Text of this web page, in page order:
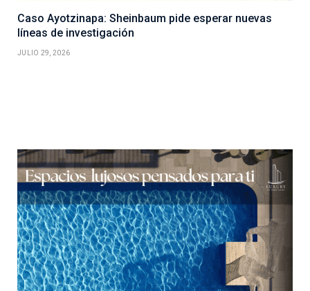
Caso Ayotzinapa: Sheinbaum pide esperar nuevas
líneas de investigación
JULIO 29, 2026